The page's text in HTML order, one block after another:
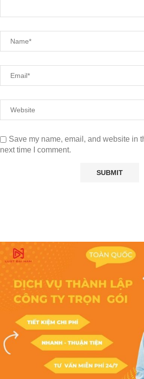
Save my name, email, and website in
next time I comment.